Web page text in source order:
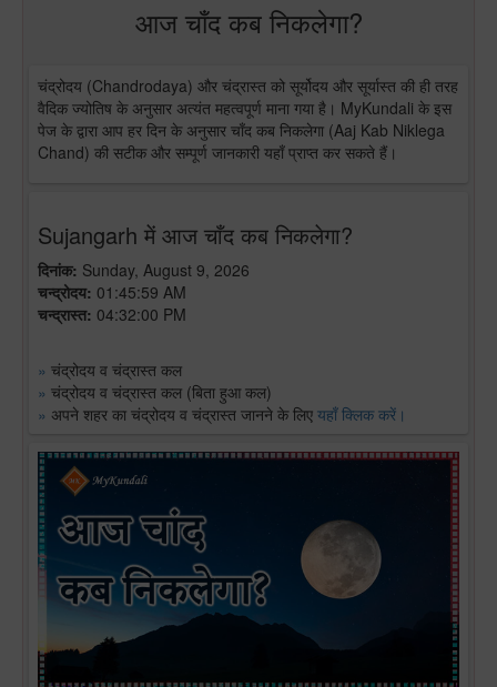
आज चाँद कब निकलेगा?
चंद्रोदय (Chandrodaya) और चंद्रास्त को सूर्योदय और सूर्यास्त की ही तरह
वैदिक ज्योतिष के अनुसार अत्यंत महत्वपूर्ण माना गया है। MyKundali के इस
पेज के द्वारा आप हर दिन के अनुसार चाँद कब निकलेगा (Aaj Kab Niklega
Chand) की सटीक और सम्पूर्ण जानकारी यहाँ प्राप्त कर सकते हैं।
Sujangarh में आज चाँद कब निकलेगा?
दिनांक: Sunday, August 9, 2026
चन्द्रोदय: 01:45:59 AM
चन्द्रास्त: 04:32:00 PM
» चंद्रोदय व चंद्रास्त कल
» चंद्रोदय व चंद्रास्त कल (बिता हुआ कल)
» अपने शहर का चंद्रोदय व चंद्रास्त जानने के लिए यहाँ क्लिक करें।